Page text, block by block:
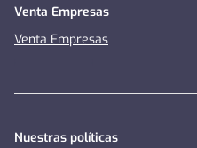
Venta Empresas
Venta Empresas
Nuestras políticas